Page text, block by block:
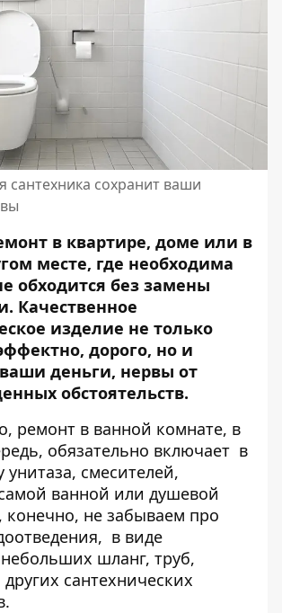
сантехника сохранит ваши
в квартире, доме или в
месте, где необходима
обходится без замены
Качественное
изделие не только
дорого, но и
деньги, нервы от
обстоятельств.
ремонт в ванной комнате, в
обязательно включает в
унитаза, смесителей,
ванной или душевой
конечно, не забываем про
в виде
шланг, труб,
сантехнических